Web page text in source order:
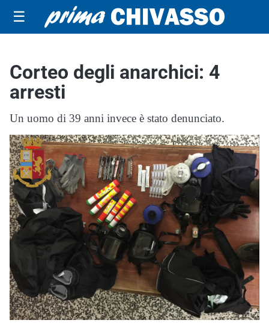
☰
Corteo degli anarchici: 4
arresti
Un uomo di 39 anni invece è stato denunciato.